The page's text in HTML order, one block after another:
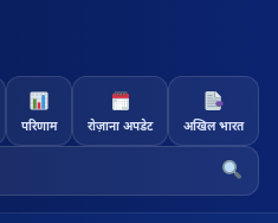
परिणाम रोज़ाना अपडेट अखिल भारत